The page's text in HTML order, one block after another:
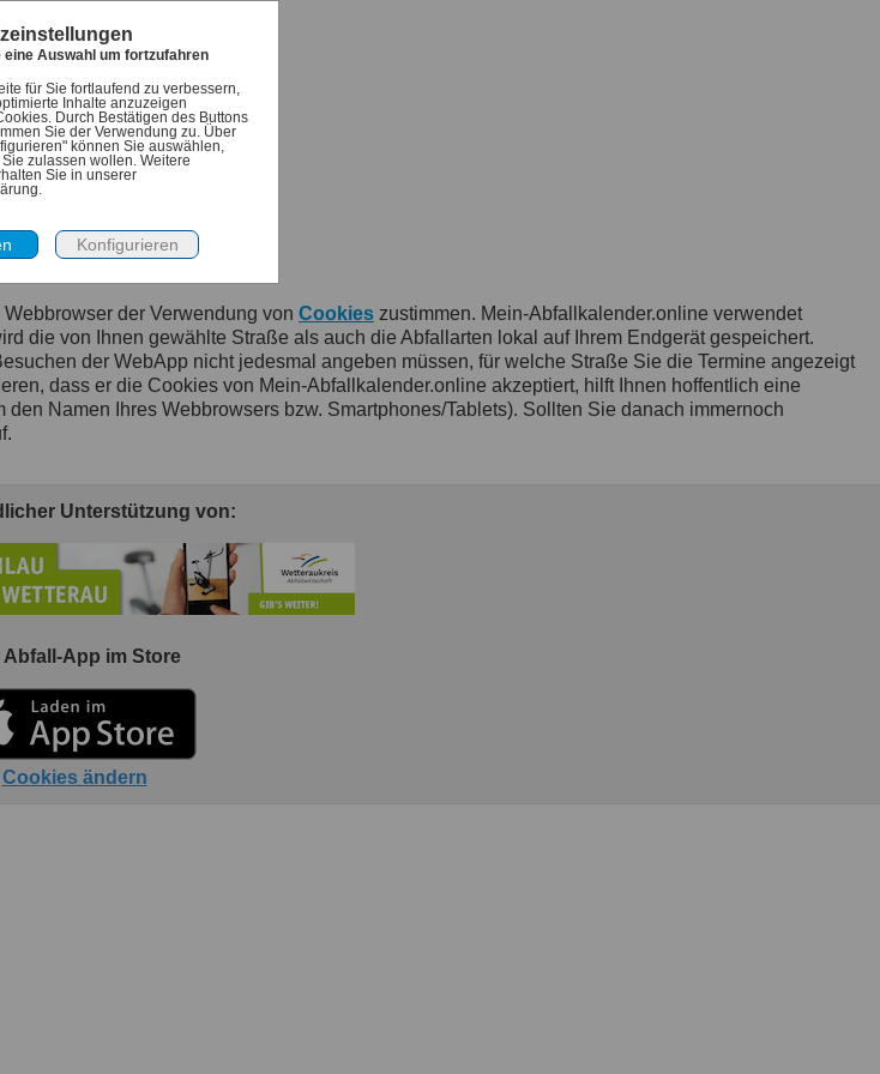
Cookies zustimmen.
der Verwendung von Cookies zustimmen. Mein-Abfallkalender.online verwendet
die von Ihnen gewählte Straße als auch die Abfallarten lokal auf Ihrem Endgerät gespeichert.
der WebApp nicht jedesmal angeben müssen, für welche Straße Sie die Termine angezeigt
dass er die Cookies von Mein-Abfallkalender.online akzeptiert, hilft Ihnen hoffentlich eine
Namen Ihres Webbrowsers bzw. Smartphones/Tablets). Sollten Sie danach immernoch
Unterstützung von:
Abfall-App im Store
Cookies ändern
eine Auswahl um fortzufahren
für Sie fortlaufend zu verbessern,
Inhalte anzuzeigen
Durch Bestätigen des Buttons
Sie der Verwendung zu. Über
können Sie auswählen,
zulassen wollen. Weitere
Sie in unserer